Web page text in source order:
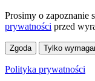
Prosimy o zapoznanie
prywatności przed
Zgoda Tylko
Polityka prywatności